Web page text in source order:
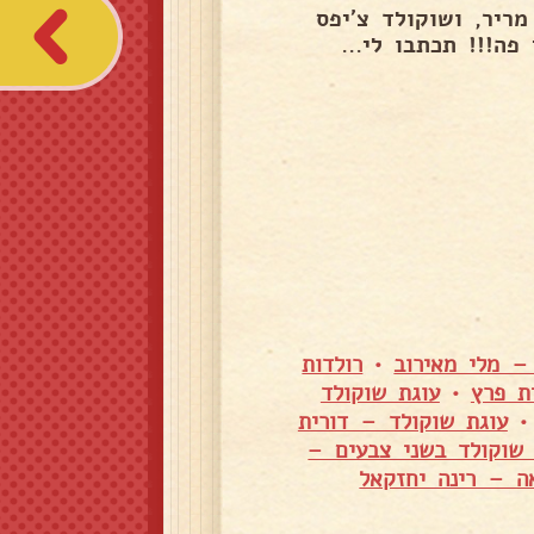
ושוקולד צ'יפס
פה!!! תכתבו לי...
מלי מאירוב • רולדות
פרץ •עוגת שוקולד
עוגת שוקולד – דורית
שוקולד בשני צבעים –
– רינה יחזקאל